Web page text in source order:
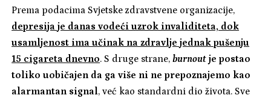
Prema podacima Svjetske zdravstvene organizacije,
depresija je danas vodeći uzrok invaliditeta, dok
usamljenost ima učinak na zdravlje jednak pušenju
15 cigareta dnevno. S druge strane,burnout je postao
toliko uobičajen da ga više ni ne prepoznajemo kao
alarmantan signal, već kao standardni dio života. Sve